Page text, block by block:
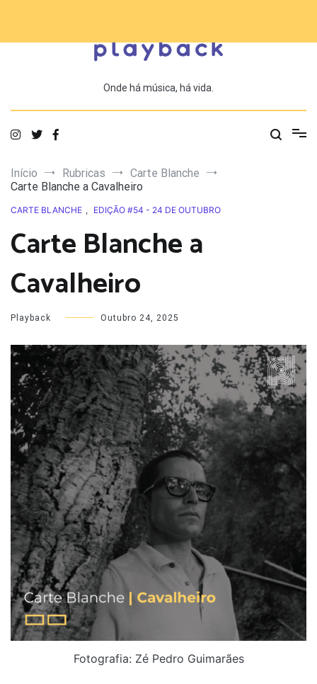
Onde há música, há vida.
Início Rubricas
Carte Blanche
Carte Blanche a Cavalheiro
CARTE BLANCHE , EDIÇÃO #54 - 24 DE OUTUBRO
Carte Blanche a
Cavalheiro
Playback Outubro 24, 2025
Fotografia: Zé Pedro Guimarães